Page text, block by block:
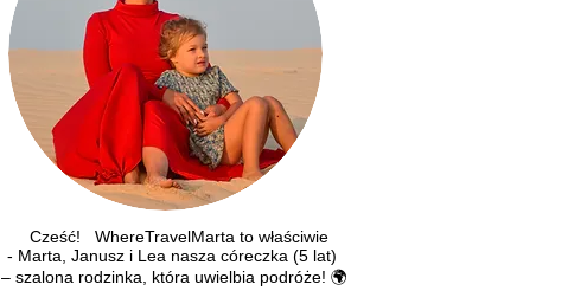
Cześć! WhereTravelMarta to właściwie
- Marta, Janusz i Lea nasza córeczka (5 lat)
– szalona rodzinka, która uwielbia podróże! 🌍